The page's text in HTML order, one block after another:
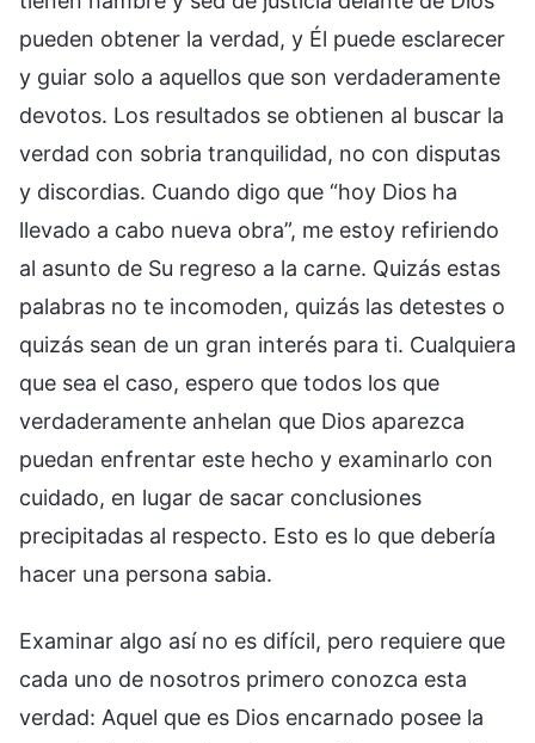
pueden obtener la verdad, y Él puede esclarecer
y guiar solo a aquellos que son verdaderamente
devotos. Los resultados se obtienen al buscar la
verdad con sobria tranquilidad, no con disputas
y discordias. Cuando digo que “hoy Dios ha
llevado a cabo nueva obra”, me estoy refiriendo
al asunto de Su regreso a la carne. Quizás estas
palabras no te incomoden, quizás las detestes o
quizás sean de un gran interés para ti. Cualquiera
que sea el caso, espero que todos los que
verdaderamente anhelan que Dios aparezca
puedan enfrentar este hecho y examinarlo con
cuidado, en lugar de sacar conclusiones
precipitadas al respecto. Esto es lo que debería
hacer una persona sabia.
Examinar algo así no es difícil, pero requiere que
cada uno de nosotros primero conozca esta
verdad: Aquel que es Dios encarnado posee la